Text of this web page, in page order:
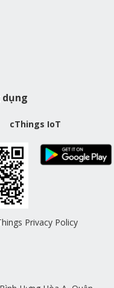
cThings IoT
Privacy Policy